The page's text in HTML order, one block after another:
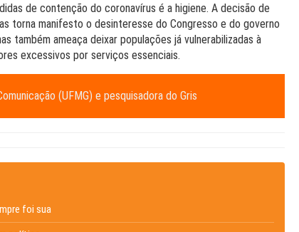
de contenção do coronavírus é a higiene. A decisão de
torna manifesto o desinteresse do Congresso e do governo
também ameaça deixar populações já vulnerabilizadas à
excessivos por serviços essenciais.
(UFMG) e pesquisadora do Gris
foi sua